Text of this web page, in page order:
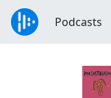
Podcasts